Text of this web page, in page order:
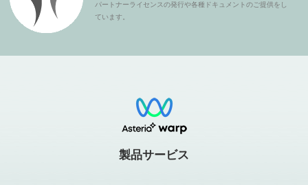
パートナーライセンスの発行や各種ドキュメントのご提供をし
ています。
製品サービス